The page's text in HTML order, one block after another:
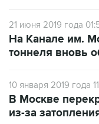
21 июня 2019 года
На Канале им.
тоннеля вновь
10 января 2019 года
В Москве
из-за